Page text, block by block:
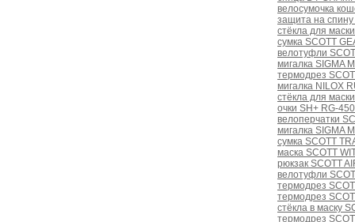
велосумочка
защита на спину
стёкла для
сумка SCOTT
велотуфли
мигалка SIGMA
термодрез
мигалка NILOX
стёкла для
очки SH+ RG-
велоперчатки
мигалка SIGMA
сумка SCOTT
маска SCOTT
рюкзак SCOTT
велотуфли
термодрез
термодрез
стёкла в маску
термодрез